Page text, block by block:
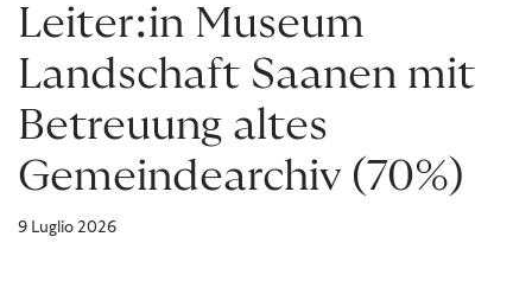
Leiter:in Museum
Landschaft Saanen mit
Betreuung altes
Gemeindearchiv (70%)
9 Luglio 2026